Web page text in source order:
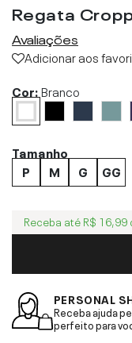
Regata
Avaliações
Adicionar aos
Cor:Branco
Tamanho
P
M G GG
Receba até R$ 16,99
PERSONAL
Receba ajuda
perfeito para